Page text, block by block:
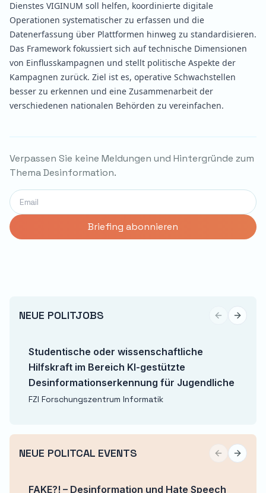
Dienstes VIGINUM soll helfen, koordinierte digitale
Operationen systematischer zu erfassen und die
Datenerfassung über Plattformen hinweg zu standardisieren.
Das Framework fokussiert sich auf technische Dimensionen
von Einflusskampagnen und stellt politische Aspekte der
Kampagnen zurück. Ziel ist es, operative Schwachstellen
besser zu erkennen und eine Zusammenarbeit der
verschiedenen nationalen Behörden zu vereinfachen.
Verpassen Sie keine Meldungen und Hintergründe zum
Thema Desinformation.
NEUE POLITJOBS Previous
Next
Studentische oder wissenschaftliche
Hilfskraft im Bereich KI-gestützte
Desinformationserkennung für Jugendliche
FZI Forschungszentrum Informatik
NEUE POLITCAL EVENTS Previous
Next
FAKE?! – Desinformation und Hate Speech